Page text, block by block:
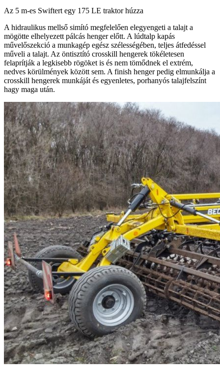
Az 5 m-es Swiftert egy 175 LE traktor húzza
A hidraulikus mellső simító megfelelően elegyengeti a talajt a
mögötte elhelyezett pálcás henger előtt. A lúdtalp kapás
művelőszekció a munkagép egész szélességében, teljes átfedéssel
műveli a talajt. Az öntisztító crosskill hengerek tökéletesen
felaprítják a legkisebb rögöket is és nem tömődnek el extrém,
nedves körülmények között sem. A finish henger pedig elmunkálja a
crosskill hengerek munkáját és egyenletes, porhanyós talajfelszínt
hagy maga után.